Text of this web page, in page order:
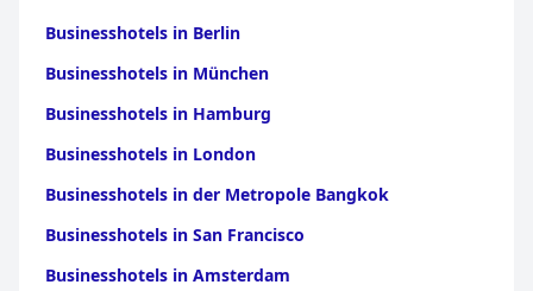
Businesshotels in Berlin
Businesshotels in München
Businesshotels in Hamburg
Businesshotels in London
Businesshotels in der Metropole Bangkok
Businesshotels in San Francisco
Businesshotels in Amsterdam